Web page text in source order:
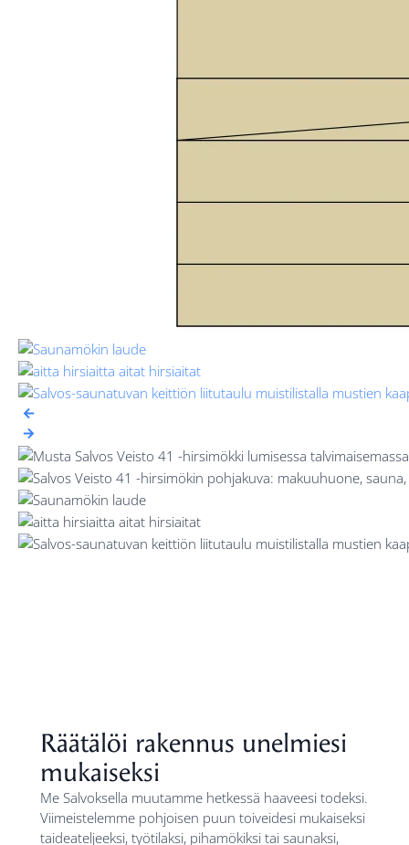
Räätälöi rakennus unelmiesi
mukaiseksi
Me Salvoksella muutamme hetkessä haaveesi todeksi.
Viimeistelemme pohjoisen puun toiveidesi mukaiseksi
taideateljeeksi, työtilaksi, pihamökiksi tai saunaksi,